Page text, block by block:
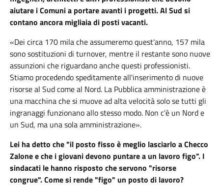
aiutare i Comuni a portare avanti i progetti. Al Sud si
contano ancora migliaia di posti vacanti.
«Dei circa 170 mila che assumeremo quest'anno, 157 mila
sono sostituzioni di turnover, mentre il restante sono nuove
assunzioni che riguardano anche questi professionisti.
Stiamo procedendo speditamente all'inserimento di nuove
risorse al Sud come al Nord. La Pubblica amministrazione è
una macchina che si muove ad alta velocità solo se tutti gli
ingranaggi funzionano allo stesso modo. Non c'è un Nord e
un Sud, ma una sola amministrazione».
Lei ha detto che "il posto fisso è meglio lasciarlo a Checco
Zalone e che i giovani devono puntare a un lavoro figo". I
sindacati le hanno risposto che servono "risorse
congrue". Come si rende "figo" un posto di lavoro?